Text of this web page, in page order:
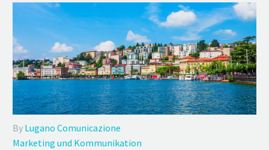
By Lugano Comunicazione
Marketing und Kommunikation